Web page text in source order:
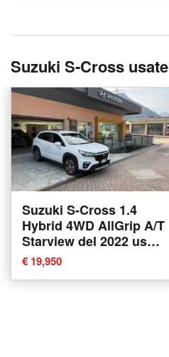
Suzuki S-Cross usate
Suzuki S-Cross 1.4
Hybrid 4WD AllGrip A/T
Starview del 2022 usata
a Montecrestese
€ 19,950